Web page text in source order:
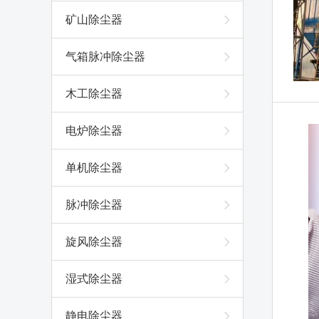
矿山除尘器
气箱脉冲除尘器
木工除尘器
电炉除尘器
单机除尘器
脉冲除尘器
旋风除尘器
湿式除尘器
静电除尘器